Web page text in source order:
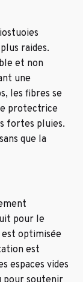
raides.
et non
une
les fibres se
protectrice
fortes pluies.
que la
pour le
est optimisée
est
espaces vides